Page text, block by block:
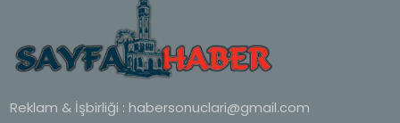
Reklam & İşbirliği : habersonuclari@gmail.com